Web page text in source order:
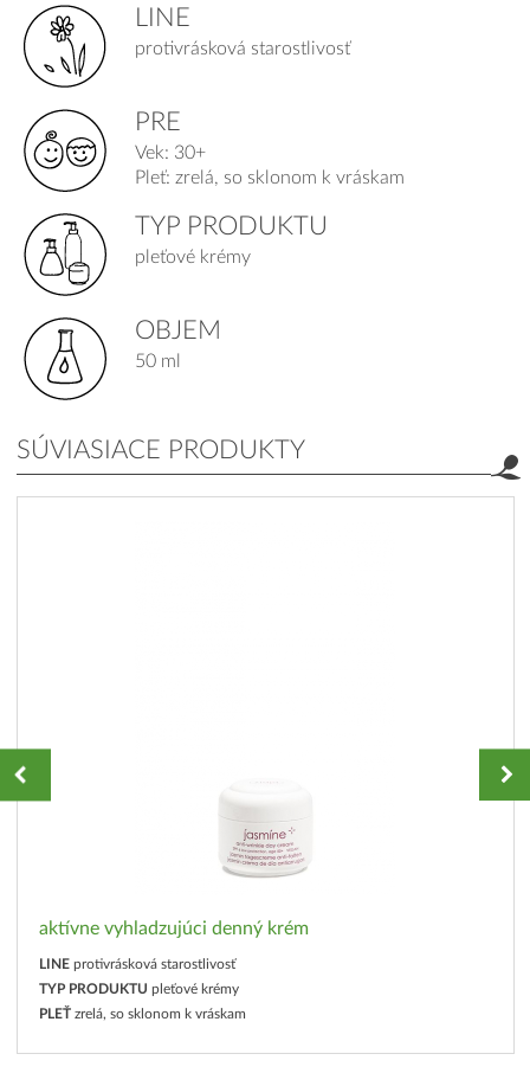
LINE
protivrásková starostlivosť
PRE
Vek: 30+
Pleť: zrelá, so sklonom k vráskam
TYP PRODUKTU
pleťové krémy
OBJEM
50 ml
SÚVIASIACE PRODUKTY
aktívne vyhladzujúci denný krém
LINE protivrásková starostlivosť
TYP PRODUKTU pleťové krémy
PLEŤ zrelá, so sklonom k vráskam